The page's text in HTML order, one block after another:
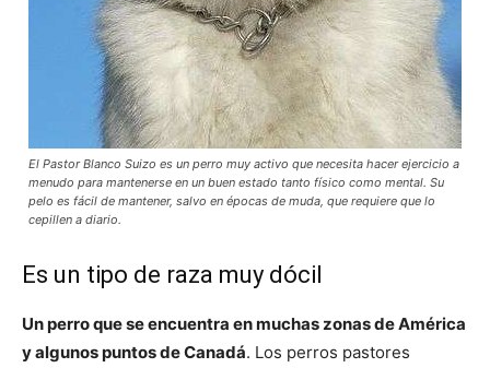
El Pastor Blanco Suizo es un perro muy activo que necesita hacer ejercicio a
menudo para mantenerse en un buen estado tanto físico como mental. Su
pelo es fácil de mantener, salvo en épocas de muda, que requiere que lo
cepillen a diario.
Es un tipo de raza muy dócil
Un perro que se encuentra en muchas zonas de América
y algunos puntos de Canadá. Los perros pastores